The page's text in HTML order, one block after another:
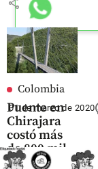
Colombia
Puente en
Chirajara
costó más
de 800 mil
millones y
01 de marzo de 2020